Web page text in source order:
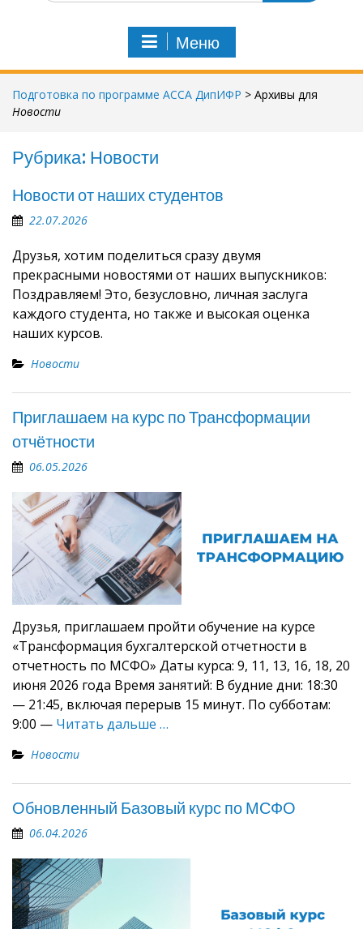
Меню
Подготовка по программе АССА ДипИФР > Архивы для
Новости
Рубрика: Новости
Новости от наших студентов
22.07.2026
Друзья, хотим поделиться сразу двумя
прекрасными новостями от наших выпускников:
Поздравляем! Это, безусловно, личная заслуга
каждого студента, но также и высокая оценка
наших курсов.
Новости
Приглашаем на курс по Трансформации
отчётности
06.05.2026
Друзья, приглашаем пройти обучение на курсе
«Трансформация бухгалтерской отчетности в
отчетность по МСФО» Даты курса: 9, 11, 13, 16, 18, 20
июня 2026 года Время занятий: В будние дни: 18:30
— 21:45, включая перерыв 15 минут. По субботам:
9:00 — Читать дальше …
Новости
Обновленный Базовый курс по МСФО
06.04.2026